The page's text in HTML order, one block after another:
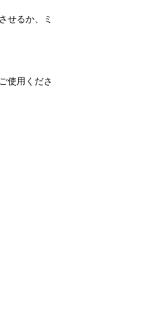
せるか、ミ
使用くださ